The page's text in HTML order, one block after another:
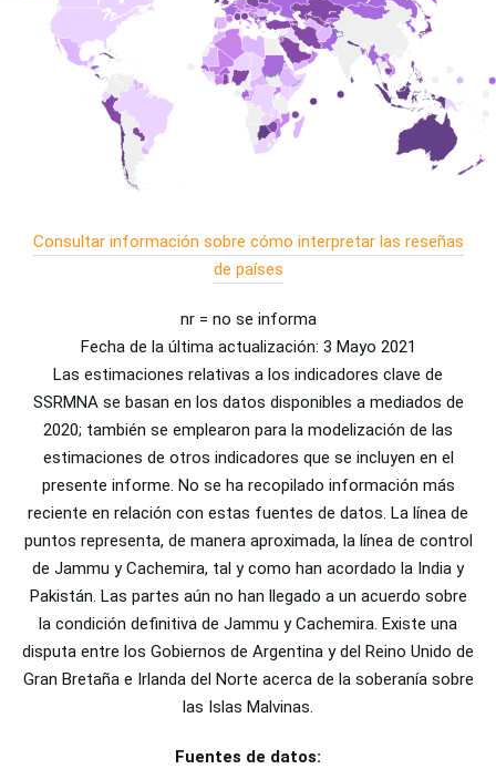
Consultar información sobre cómo interpretar las reseñas
de países
nr = no se informa
Fecha de la última actualización: 3 Mayo 2021
Las estimaciones relativas a los indicadores clave de
SSRMNA se basan en los datos disponibles a mediados de
2020; también se emplearon para la modelización de las
estimaciones de otros indicadores que se incluyen en el
presente informe. No se ha recopilado información más
reciente en relación con estas fuentes de datos. La línea de
puntos representa, de manera aproximada, la línea de control
de Jammu y Cachemira, tal y como han acordado la India y
Pakistán. Las partes aún no han llegado a un acuerdo sobre
la condición definitiva de Jammu y Cachemira. Existe una
disputa entre los Gobiernos de Argentina y del Reino Unido de
Gran Bretaña e Irlanda del Norte acerca de la soberanía sobre
las Islas Malvinas.
Fuentes de datos: